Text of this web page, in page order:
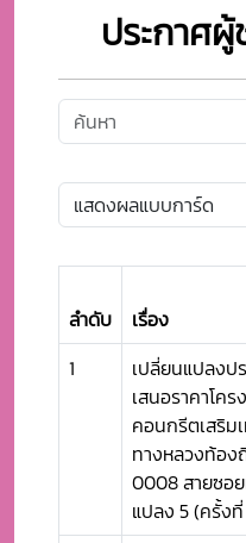
ประกาศผู้
ลำดับ เรื่อง
1
เปลี่ยนแปลงป
เสนอราคาโค
คอนกรีตเสริม
ทางหลวงท้อง
0008 สายซอ
แปลง 5 (ครั้ง